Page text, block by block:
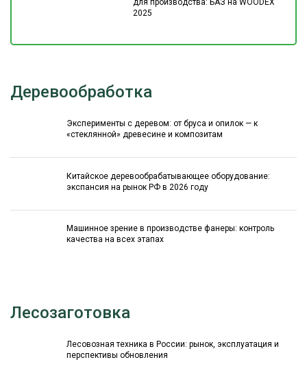
для производства: БАЗ на WOODEX
2025
Деревообработка
Эксперименты с деревом: от бруса и опилок — к
«стеклянной» древесине и композитам
Китайское деревообрабатывающее оборудование:
экспансия на рынок РФ в 2026 году
Машинное зрение в производстве фанеры: контроль
качества на всех этапах
Лесозаготовка
Лесовозная техника в России: рынок, эксплуатация и
перспективы обновления